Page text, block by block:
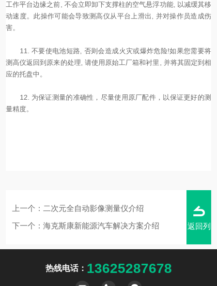
工作平台边缘之前, 不会立即卸下支撑柱的空气悬浮功能, 以减缓其移
动速度。此操作可能会导致测高仪从平台上滑出, 并对操作员造成伤
害。
11. 不要使电池短路, 否则会造成火灾或爆炸危险!如果您需要将
测高仪返回到原来的处理, 请使用原始工厂箱和衬里, 并将其固定到相
应的托盘中。
12. 为保证测量的准确性，尽量使用原厂配件，以保证更好的测
量精度。
上一个： 二次元全自动影像测量仪介绍
下一个： 海克斯康新能源汽车解决方案介绍 返回列
热线电话： 13625287678